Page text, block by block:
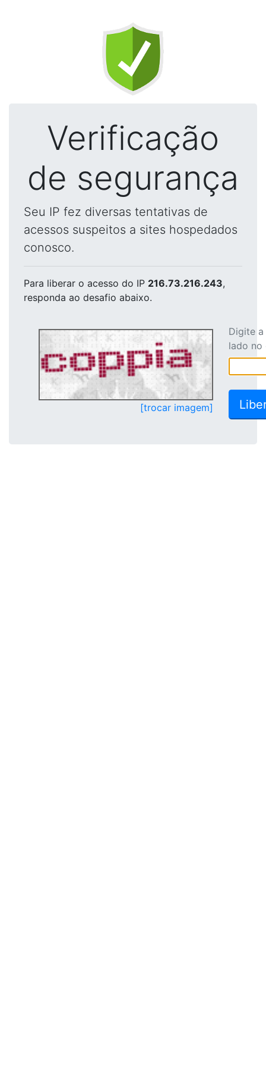
Verificação
de segurança
Seu IP fez diversas tentativas de
acessos suspeitos a sites hospedados
conosco.
Para liberar o acesso do IP 216.73.216.243,
responda ao desafio abaixo.
[trocar imagem]
Digite
lado no